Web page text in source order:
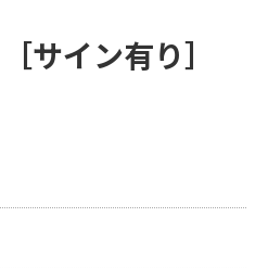
サイン有り］